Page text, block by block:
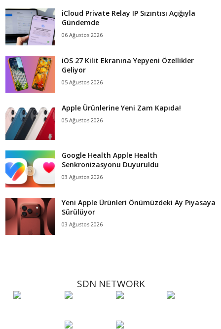
iCloud Private Relay IP Sızıntısı Açığıyla
Gündemde
06 Ağustos 2026
iOS 27 Kilit Ekranına Yepyeni Özellikler
Geliyor
05 Ağustos 2026
Apple Ürünlerine Yeni Zam Kapıda!
05 Ağustos 2026
Google Health Apple Health
Senkronizasyonu Duyuruldu
03 Ağustos 2026
Yeni Apple Ürünleri Önümüzdeki Ay Piyasaya
Sürülüyor
03 Ağustos 2026
SDN NETWORK